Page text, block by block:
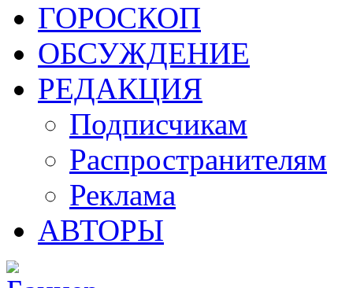
ГОРОСКОП
ОБСУЖДЕНИЕ
РЕДАКЦИЯ
Подписчикам
Распространителям
Реклама
АВТОРЫ